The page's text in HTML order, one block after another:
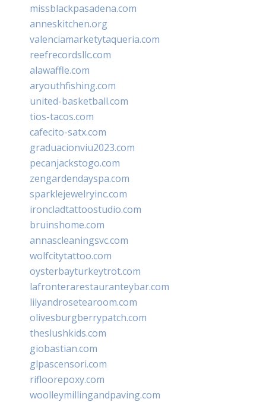
missblackpasadena.com
anneskitchen.org
valenciamarketytaqueria.com
reefrecordsllc.com
alawaffle.com
aryouthfishing.com
united-basketball.com
tios-tacos.com
cafecito-satx.com
graduacionviu2023.com
pecanjackstogo.com
zengardendayspa.com
sparklejewelryinc.com
ironcladtattoostudio.com
bruinshome.com
annascleaningsvc.com
wolfcitytattoo.com
oysterbayturkeytrot.com
lafronterarestauranteybar.com
lilyandrosetearoom.com
olivesburgberrypatch.com
theslushkids.com
giobastian.com
glpascensori.com
rifloorepoxy.com
woolleymillingandpaving.com